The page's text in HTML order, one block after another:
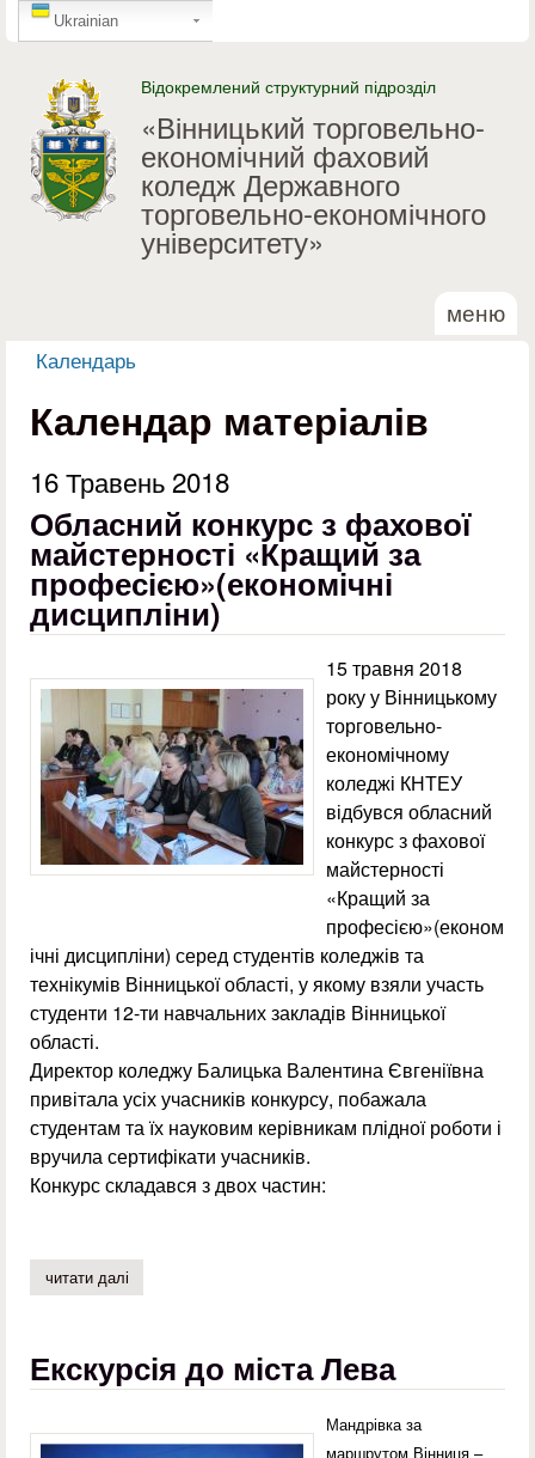
Перейти до основного
GTranslate
Ukrainian
Відокремлений структурний підрозділ
«Вінницький торговельно-
економічний фаховий
коледж Державного
торговельно-економічного
університету»
меню
Ви є тут
Календарь
Календар матеріалів
16 Травень 2018
Обласний конкурс з фахової
майстерності «Кращий за
професією»(економічні
дисципліни)
15 травня 2018
року у Вінницькому
торговельно-
економічному
коледжі КНТЕУ
відбувся обласний
конкурс з фахової
майстерності
«Кращий за
професією»(економ
ічні дисципліни) серед студентів коледжів та
технікумів Вінницької області, у якому взяли участь
студенти 12-ти навчальних закладів Вінницької
області.
Директор коледжу Балицька Валентина Євгеніївна
привітала усіх учасників конкурсу, побажала
студентам та їх науковим керівникам плідної роботи і
вручила сертифікати учасників.
Конкурс складався з двох частин:
читати далі
Екскурсія до міста Лева
Мандрівка за
маршрутом Вінниця –